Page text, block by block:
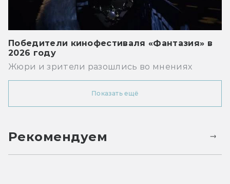
Победители кинофестиваля «Фантазия» в
2026 году
Жюри и зрители разошлись во мнениях
Показать ещё
Рекомендуем